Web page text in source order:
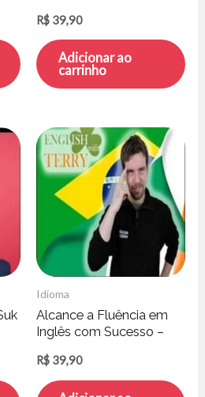
R$ 39,90
Adicionar ao
carrinho
Idioma
Alcance a Fluência em
Inglês com Sucesso –
R$ 39,90